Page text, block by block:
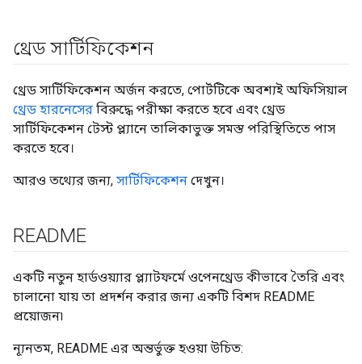
থ্রেড সার্টিফিকেশন
থ্রেড সার্টিফিকেশন অর্জন করতে, পোর্টটিকে অবশ্যই অফিসিয়াল
থ্রেড হারনেসের বিরুদ্ধে পরীক্ষা করতে হবে এবং থ্রেড
সার্টিফিকেশন টেস্ট প্ল্যানে তালিকাভুক্ত সমস্ত পরিস্থিতিতে পাস
করতে হবে।
আরও তথ্যের জন্য, সার্টিফিকেশন দেখুন।
README
একটি নতুন হার্ডওয়্যার প্ল্যাটফর্মে ওপেনথ্রেড কীভাবে তৈরি এবং
চালানো যায় তা প্রদর্শন করার জন্য একটি বিশদ README
প্রয়োজন৷
ন্যূনতম, README এর অন্তর্ভুক্ত হওয়া উচিত: